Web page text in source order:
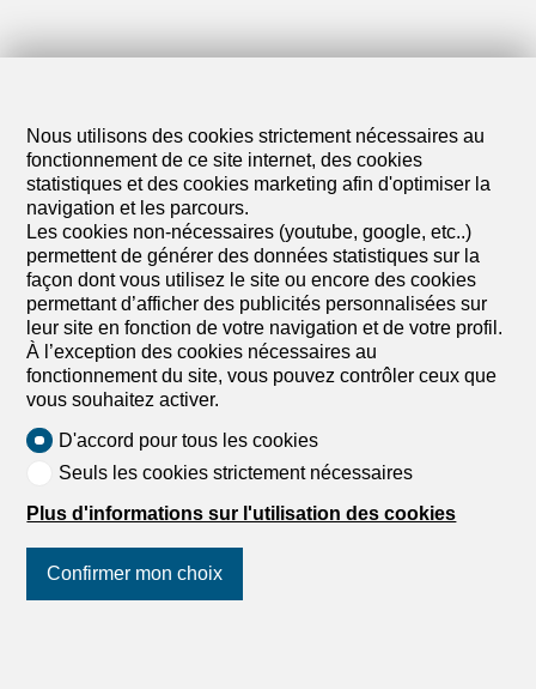
Nous utilisons des cookies strictement nécessaires au
fonctionnement de ce site internet, des cookies
statistiques et des cookies marketing afin d'optimiser la
navigation et les parcours.
Les cookies non-nécessaires (youtube, google, etc..)
permettent de générer des données statistiques sur la
façon dont vous utilisez le site ou encore des cookies
permettant d’afficher des publicités personnalisées sur
leur site en fonction de votre navigation et de votre profil.
À l’exception des cookies nécessaires au
fonctionnement du site, vous pouvez contrôler ceux que
vous souhaitez activer.
D'accord pour tous les cookies
Seuls les cookies strictement nécessaires
Plus d'informations sur l'utilisation des cookies
Confirmer mon choix